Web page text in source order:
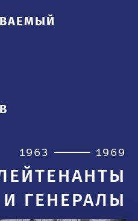
1963 1969
И ГЕНЕРАЛЫ